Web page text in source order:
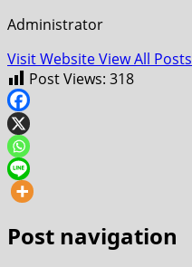
Administrator
Visit WebsiteView All Posts
Post Views: 318
Post navigation